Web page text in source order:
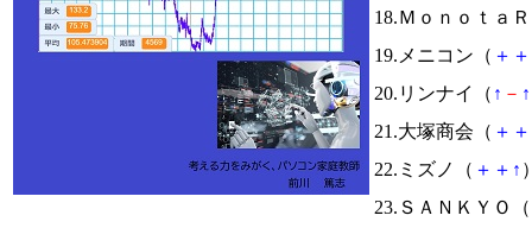
18.Ｍｏｎｏｔａ
19.メニコン（ ＋ ＋
20.リンナイ（ ↑ － ↑
21.大塚商会（ ＋ ＋
22.ミズノ（ ＋ ＋ ↑
23.ＳＡＮＫＹＯ（